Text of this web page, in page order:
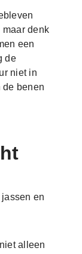
maar denk
een
de
niet in
de benen
en
alleen